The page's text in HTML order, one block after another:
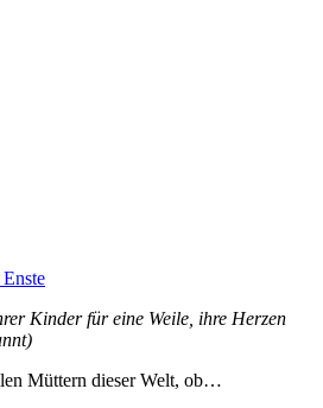
Kinder für eine Weile, ihre Herzen
Müttern dieser Welt, ob…